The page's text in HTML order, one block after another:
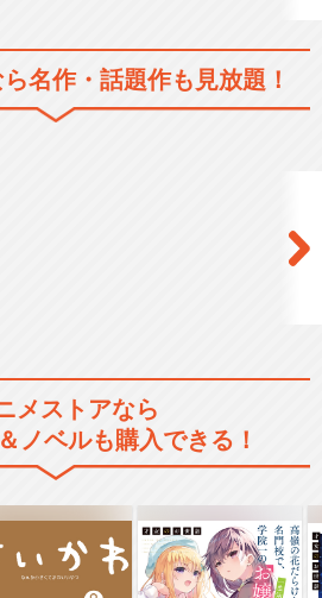
名作・話題作も見放題！
メストアなら
ノベルも購入できる！